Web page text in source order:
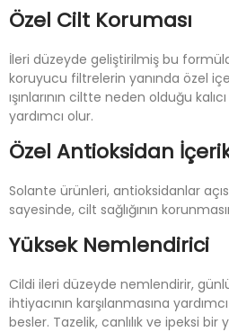
Özel Cilt Koruması
İleri düzeyde geliştirilmiş bu
koruyucu filtrelerin yanında özel
ışınlarının ciltte neden olduğu
yardımcı olur.
Özel Antioksidan
Solante ürünleri, antioksidanlar
sayesinde, cilt sağlığının
Yüksek Nemlendirici
Cildi ileri düzeyde nemlendirir,
ihtiyacının karşılanmasına
besler. Tazelik, canlılık ve ipeksi bir